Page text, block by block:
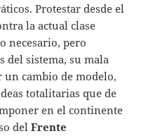
Protestar desde el
la actual clase
necesario, pero
del sistema, su mala
cambio de modelo,
totalitarias que de
en el continente
delFrente